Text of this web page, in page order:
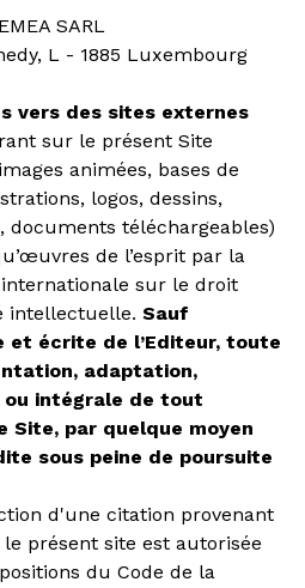
SARL
L - 1885 Luxembourg
vers des sites externes
sur le présent Site
animées, bases de
logos, dessins,
documents téléchargeables)
de l’esprit par la
sur le droit
intellectuelle. Sauf
et écrite de l’Editeur, toute
adaptation,
intégrale de tout
Site, par quelque moyen
sous peine de poursuite
d'une citation provenant
présent site est autorisée
du Code de la